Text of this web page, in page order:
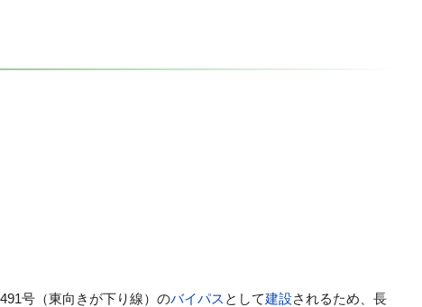
号（東向きが下り線）のバイパス として建設されるため、長